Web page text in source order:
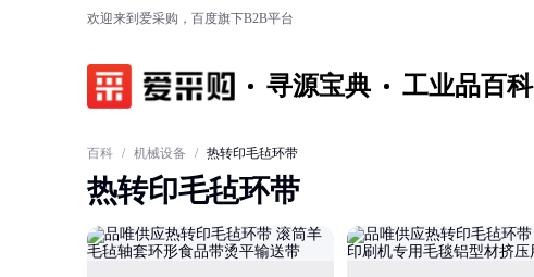
欢迎来到爱采购，百度旗下B2B平台
寻源宝典 工业品百科
百科 / 机械设备 / 热转印毛毡环带
热转印毛毡环带